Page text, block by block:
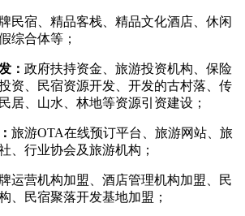
民宿、精品客栈、精品文化酒店、休闲
综合体等；
： 政府扶持资金、旅游投资机构、保险
资、民宿资源开发、开发的古村落、传
居、山水、林地等资源引资建设；
旅游OTA在线预订平台、旅游网站、旅
、行业协会及旅游机构；
运营机构加盟、酒店管理机构加盟、民
、民宿聚落开发基地加盟；